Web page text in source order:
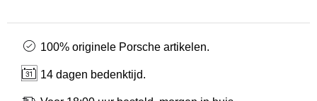
100% originele Porsche artikelen.
14 dagen bedenktijd.